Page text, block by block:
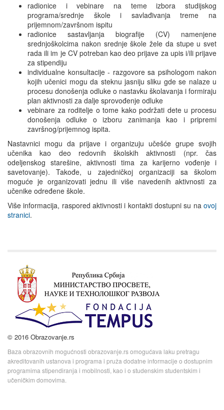
radionice i vebinare na teme izbora studijskog
programa/srednje škole i savlađivanja treme na
prijemnom/završnom ispitu
radionice sastavljanja biografije (CV) namenjene
srednjoškolcima nakon srednje škole žele da stupe u svet
rada ili im je CV potreban kao deo prijave za upis i/ili prijave
za stipendiju
individualne konsultacije - razgovore sa psihologom nakon
kojih učenici mogu da steknu jasniju sliku gde se nalaze u
procesu donošenja odluke o nastavku školavanja i formiraju
plan aktivnosti za dalje sprovođenje odluke
vebinare za roditelje o tome kako podržati dete u procesu
donošenja odluke o izboru zanimanja kao i pripremi
završnog/prijemnog ispita.
Nastavnici mogu da prijave i organizuju učešće grupe svojih
učenika kao deo redovnih školskih aktivnosti (npr. čas
odeljenskog starešine, aktivnosti tima za karijerno vođenje i
savetovanje). Takođe, u zajedničkoj organizaciji sa školom
moguće je organizovati jednu ili više navedenih aktivnosti za
učenike određene škole.
Više informacija, raspored aktivnosti i kontakti dostupni su na ovoj
stranici.
© 2016 Obrazovanje.rs
Baza obrazovnih mogućnosti obrazovanje.rs omogućava laku pretragu
akreditovanih ustanova i programa i pruža dodatne informacije o dostupnim
programima stipendiranja i mobilnosti, kao i o studenskim studentskim i
učeničkim domovima.